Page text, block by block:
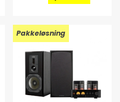
Pakkeløsning